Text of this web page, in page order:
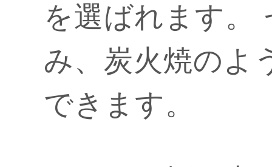
を選ばれます。
み、炭火焼のよ
できます。